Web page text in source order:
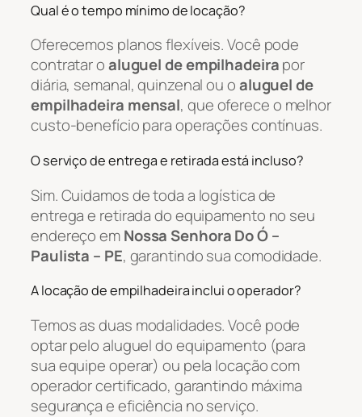
Qual é o tempo mínimo de locação?
Oferecemos planos flexíveis. Você pode
contratar oaluguel de empilhadeirapor
diária, semanal, quinzenal ou oaluguel de
empilhadeira mensal, que oferece o melhor
custo-benefício para operações contínuas.
O serviço de entrega e retirada está incluso?
Sim. Cuidamos de toda a logística de
entrega e retirada do equipamento no seu
endereço emNossa Senhora Do Ó –
Paulista – PE, garantindo sua comodidade.
A locação de empilhadeira inclui o operador?
Temos as duas modalidades. Você pode
optar pelo aluguel do equipamento (para
sua equipe operar) ou pela locação com
operador certificado, garantindo máxima
segurança e eficiência no serviço.